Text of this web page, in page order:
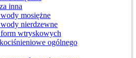
inna
mosiężne
wody nierdzewne
form wtryskowych
ogólnego